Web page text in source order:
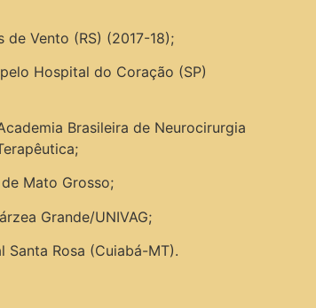
Vento (RS) (2017-18);
Hospital do Coração (SP)
Brasileira de Neurocirurgia
Mato Grosso;
Grande/UNIVAG;
Rosa (Cuiabá-MT).